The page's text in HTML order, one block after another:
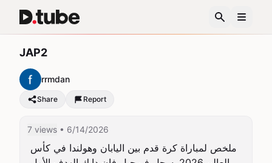
JAP2
rrmdan
Share Report
7 views • 6/14/2026